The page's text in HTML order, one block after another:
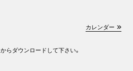
カレンダー
からダウンロードして下さい。